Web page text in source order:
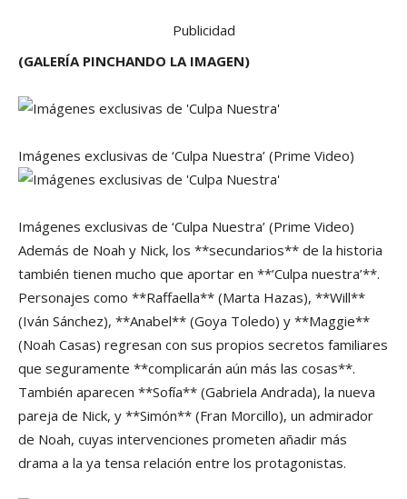
Publicidad
(GALERÍA PINCHANDO LA IMAGEN)
Imágenes exclusivas de ‘Culpa Nuestra’ (Prime Video)
Imágenes exclusivas de ‘Culpa Nuestra’ (Prime Video)
Además de Noah y Nick, los **secundarios** de la historia
también tienen mucho que aportar en **’Culpa nuestra’**.
Personajes como **Raffaella** (Marta Hazas), **Will**
(Iván Sánchez), **Anabel** (Goya Toledo) y **Maggie**
(Noah Casas) regresan con sus propios secretos familiares
que seguramente **complicarán aún más las cosas**.
También aparecen **Sofía** (Gabriela Andrada), la nueva
pareja de Nick, y **Simón** (Fran Morcillo), un admirador
de Noah, cuyas intervenciones prometen añadir más
drama a la ya tensa relación entre los protagonistas.